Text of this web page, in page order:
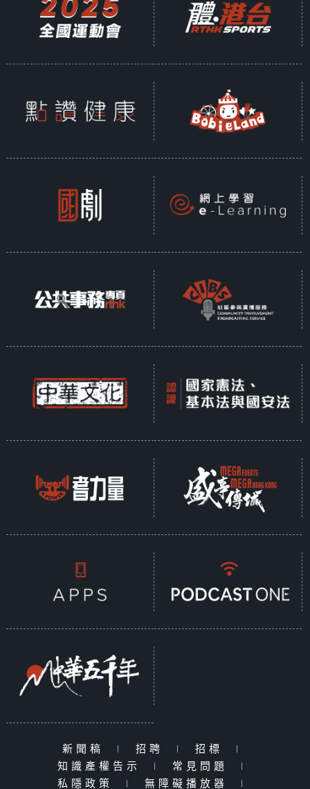
新聞稿 | 招聘 | 招標
|
知識產權告示
| 常見問題
|
私隱政策
| 無障礙播放器 |